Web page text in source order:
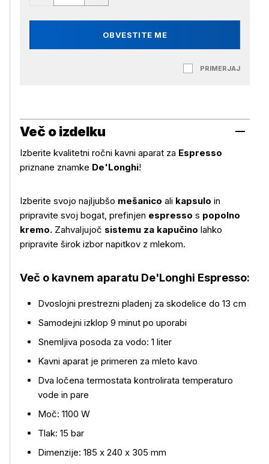
OBVESTITE ME
PRIMERJAJ
Več o izdelku
Izberite kvalitetni ročni kavni aparat za Espresso
priznane znamke De'Longhi!
Izberite svojo najljubšo mešanico ali kapsulo in
pripravite svoj bogat, prefinjen espresso s popolno
kremo. Zahvaljujoč sistemu za kapučino lahko
pripravite širok izbor napitkov z mlekom.
Več o kavnem aparatu De'Longhi Espresso:
Dvoslojni prestrezni pladenj za skodelice do 13 cm
Samodejni izklop 9 minut po uporabi
Snemljiva posoda za vodo: 1 liter
Kavni aparat je primeren za mleto kavo
Dva ločena termostata kontrolirata temperaturo
vode in pare
Moč: 1100 W
Tlak: 15 bar
Dimenzije: 185 x 240 x 305 mm